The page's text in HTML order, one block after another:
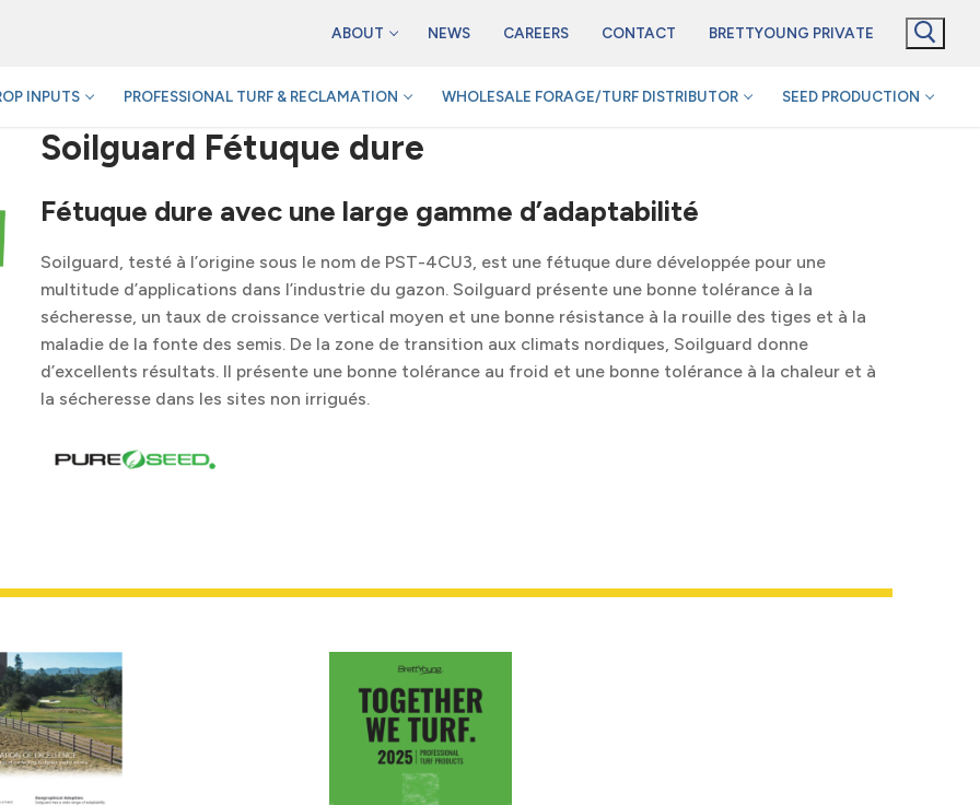
ABOUT NEWS CAREERS CONTACT BRETTYOUNG PRIVATE
INPUTS PROFESSIONAL TURF & RECLAMATION WHOLESALE FORAGE/TURF DISTRIBUTOR SEED PRODUCTION
Soilguard Fétuque dure
Fétuque dure avec une large gamme d’adaptabilité
Soilguard, testé à l’origine sous le nom de PST-4CU3, est une fétuque dure développée pour une
multitude d’applications dans l’industrie du gazon. Soilguard présente une bonne tolérance à la
sécheresse, un taux de croissance vertical moyen et une bonne résistance à la rouille des tiges et à la
maladie de la fonte des semis. De la zone de transition aux climats nordiques, Soilguard donne
d’excellents résultats. Il présente une bonne tolérance au froid et une bonne tolérance à la chaleur et à
la sécheresse dans les sites non irrigués.